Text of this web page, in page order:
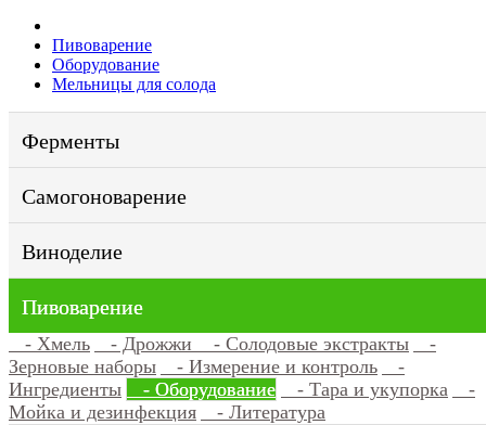
Пивоварение
Оборудование
Мельницы для солода
Ферменты
Самогоноварение
Виноделие
Пивоварение
- Хмель - Дрожжи - Солодовые экстракты
-
Зерновые наборы
- Измерение и контроль
-
Ингредиенты
- Оборудование - Тара и укупорка
-
Мойка и дезинфекция
- Литература